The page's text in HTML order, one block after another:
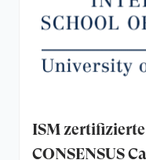
ISM
CONSENSUS